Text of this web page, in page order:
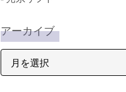
アーカイブ